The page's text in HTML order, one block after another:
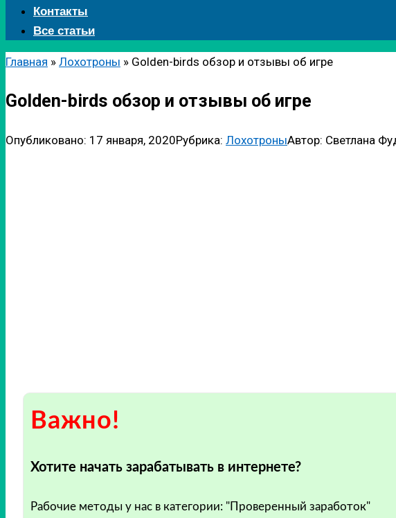
Контакты
Все статьи
Главная » Лохотроны » Golden-birds обзор и отзывы об игре
Golden-birds обзор и отзывы об игре
Опубликовано: 17 января, 2020Рубрика: ЛохотроныАвтор: Светлана
Важно!
Хотите начать зарабатывать в интернете?
Рабочие методы у нас в категории: "Проверенный заработок"